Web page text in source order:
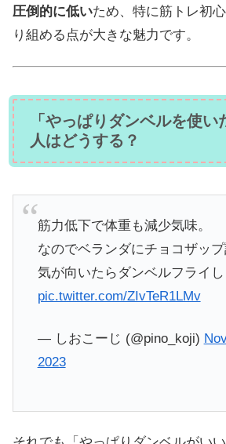
圧倒的に低いため、特に筋トレ初
り組める点が大きな魅力です。
「やっぱりダンベルを使い
人はどうする？
筋力低下で体重も減少気味。
なのでベランダにチョコザップ
気が向いたらダンベルフライし
pic.twitter.com/ZIvTeR1LMv
— しおこーじ (@pino_koji)
2023